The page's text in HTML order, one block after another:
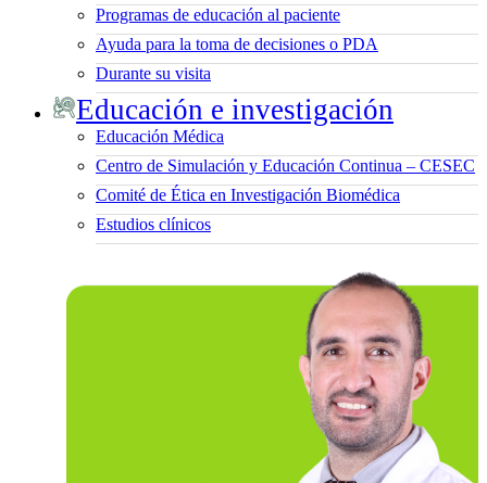
Programas de educación al paciente
Ayuda para la toma de decisiones o PDA
Durante su visita
Educación e investigación
Educación Médica
Centro de Simulación y Educación Continua – CESEC
Comité de Ética en Investigación Biomédica
Estudios clínicos